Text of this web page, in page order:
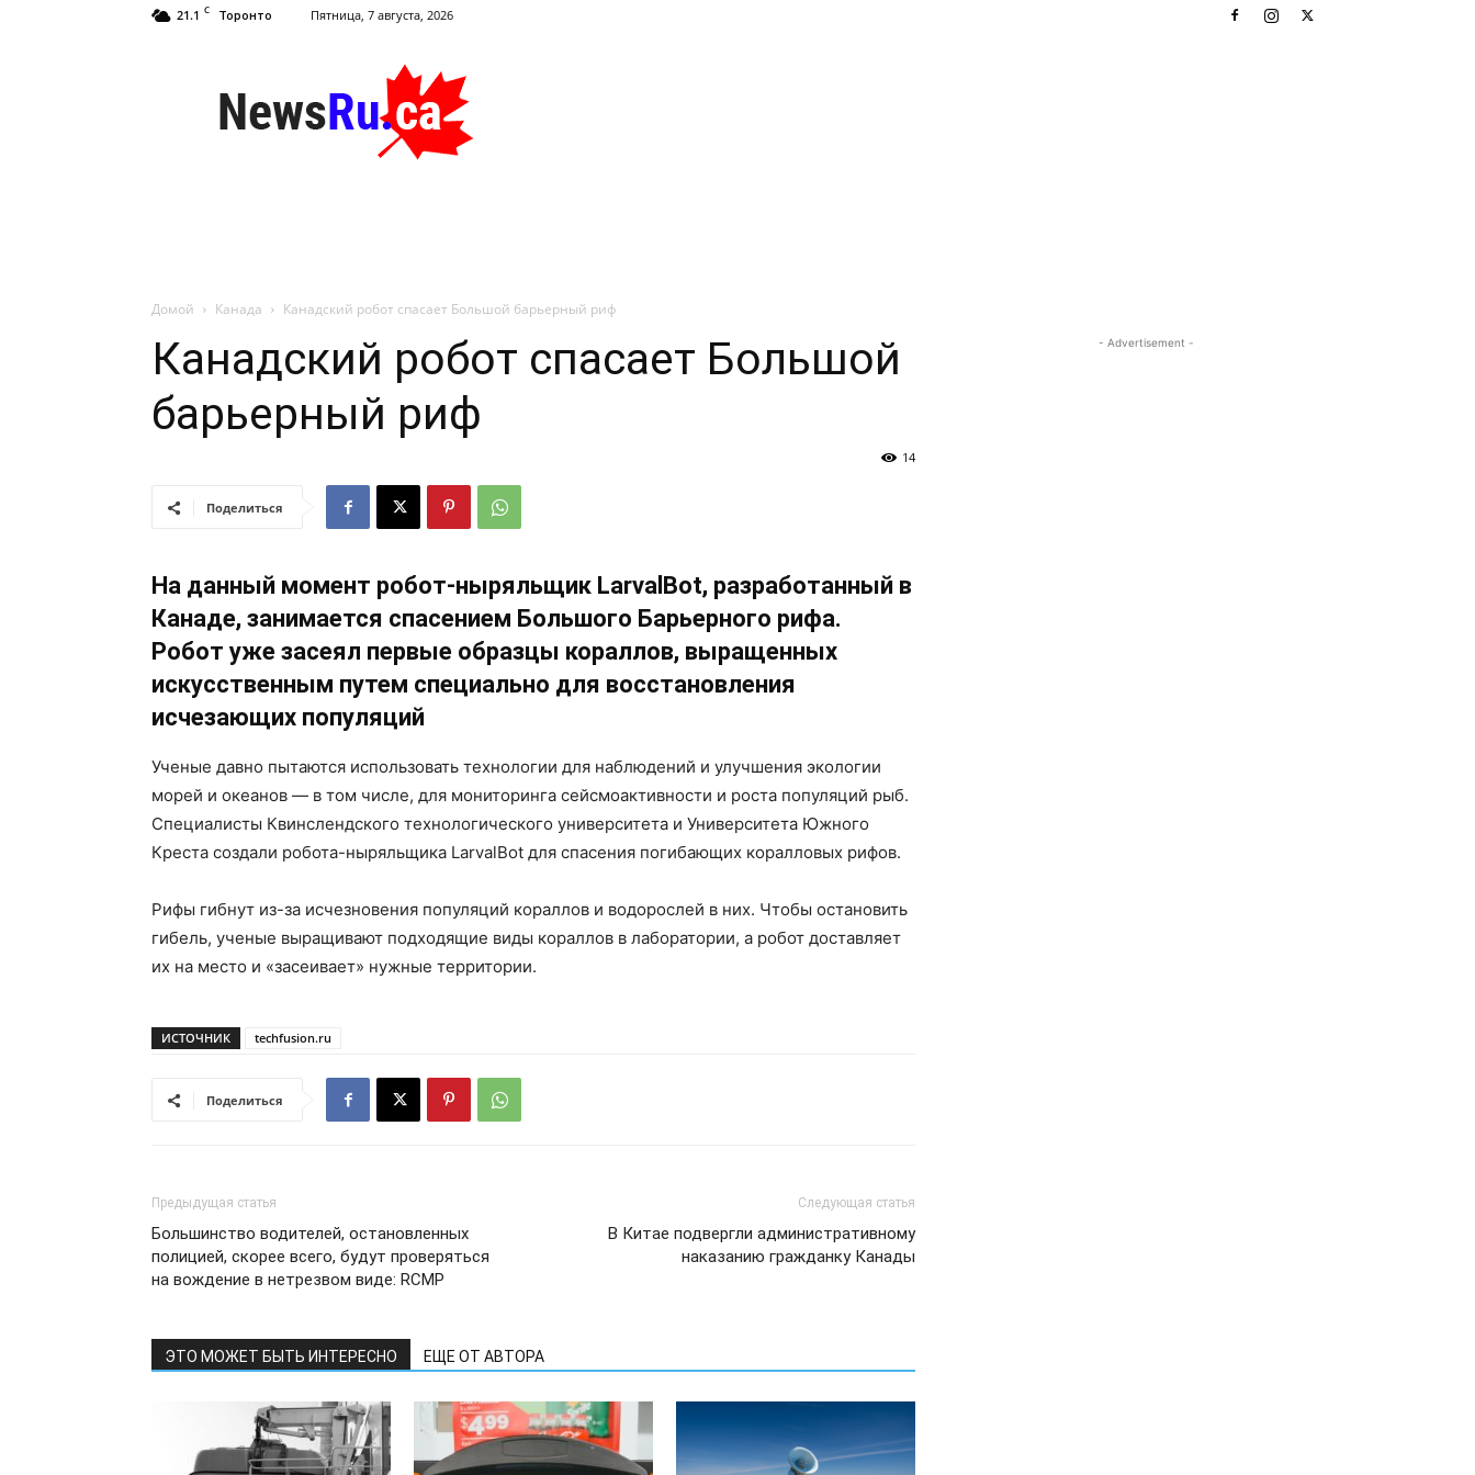
21.1 C Торонто Пятница, 7 августа, 2026
NewsRu.Ca
Домой Канада Канадский робот спасает Большой барьерный риф
Канадский робот спасает Большой
барьерный риф
14
Поделиться
На данный момент робот-ныряльщик LarvalBot, разработанный в
Канаде, занимается спасением Большого Барьерного рифа.
Робот уже засеял первые образцы кораллов, выращенных
искусственным путем специально для восстановления
исчезающих популяций
Ученые давно пытаются использовать технологии для наблюдений и улучшения экологии
морей и океанов — в том числе, для мониторинга сейсмоактивности и роста популяций рыб.
Специалисты Квинслендского технологического университета и Университета Южного
Креста создали робота-ныряльщика LarvalBot для спасения погибающих коралловых рифов.
Рифы гибнут из-за исчезновения популяций кораллов и водорослей в них. Чтобы остановить
гибель, ученые выращивают подходящие виды кораллов в лаборатории, а робот доставляет
их на место и «засеивает» нужные территории.
ИСТОЧНИК techfusion.ru
Поделиться
Предыдущая статья
Большинство водителей, остановленных
полицией, скорее всего, будут проверяться
на вождение в нетрезвом виде: RCMP
Следующая статья
В Китае подвергли административному
наказанию гражданку Канады
ЭТО МОЖЕТ БЫТЬ ИНТЕРЕСНО ЕЩЕ ОТ АВТОРА
- Advertisement -